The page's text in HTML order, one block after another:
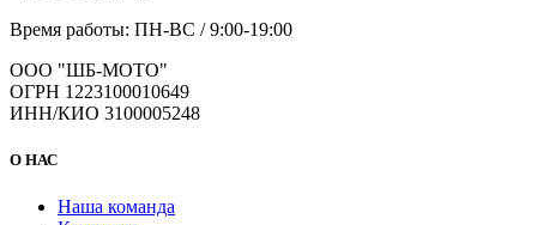
Время работы: ПН-ВС / 9:00-19:00
ООО "ШБ-МОТО"
ОГРН 1223100010649
ИНН/КИО 3100005248
О НАС
Наша команда